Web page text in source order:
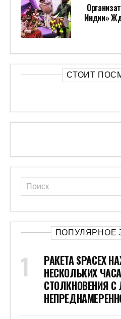
Индии»
СТОИТ
ПОПУЛЯРНОЕ
РАКЕТА SPACEX
НЕСКОЛЬКИХ
СТОЛКНОВЕНИЯ